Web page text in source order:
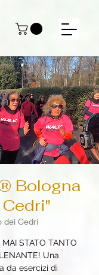
Bologna
dei Cedri
STATO TANTO
Una
da esercizi di